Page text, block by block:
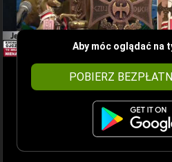
Aby móc oglądać na
POBIERZ